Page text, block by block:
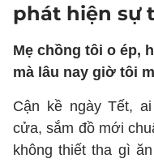
phát hiện sự
Mẹ chồng tôi o ép,
mà lâu nay giờ tôi
Cận kề ngày Tết,
cửa, sắm đồ mới
không thiết tha gì